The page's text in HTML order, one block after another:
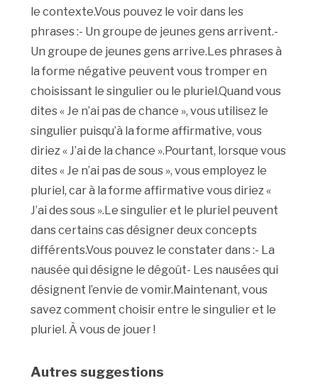
le contexte.Vous pouvez le voir dans les
phrases :- Un groupe de jeunes gens arrivent.-
Un groupe de jeunes gens arrive.Les phrases à
la forme négative peuvent vous tromper en
choisissant le singulier ou le pluriel.Quand vous
dites « Je n’ai pas de chance », vous utilisez le
singulier puisqu’à la forme affirmative, vous
diriez « J’ai de la chance ».Pourtant, lorsque vous
dites « Je n’ai pas de sous », vous employez le
pluriel, car à la forme affirmative vous diriez «
J’ai des sous ».Le singulier et le pluriel peuvent
dans certains cas désigner deux concepts
différents.Vous pouvez le constater dans :- La
nausée qui désigne le dégoût- Les nausées qui
désignent l’envie de vomir.Maintenant, vous
savez comment choisir entre le singulier et le
pluriel. À vous de jouer !
Autres suggestions